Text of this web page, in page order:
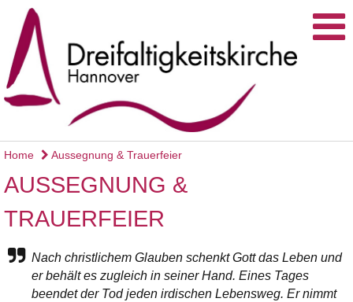
Home Aussegnung & Trauerfeier
AUSSEGNUNG &
TRAUERFEIER
Nach christlichem Glauben schenkt Gott das Leben und
er behält es zugleich in seiner Hand. Eines Tages
beendet der Tod jeden irdischen Lebensweg. Er nimmt